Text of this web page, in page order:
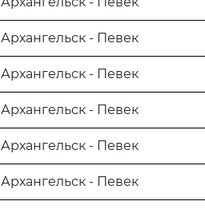
Архангельск - Певек
Архангельск - Певек
Архангельск - Певек
Архангельск - Певек
Архангельск - Певек